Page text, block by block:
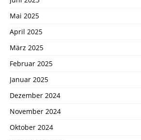
Mai 2025
April 2025
März 2025
Februar 2025
Januar 2025
Dezember 2024
November 2024
Oktober 2024